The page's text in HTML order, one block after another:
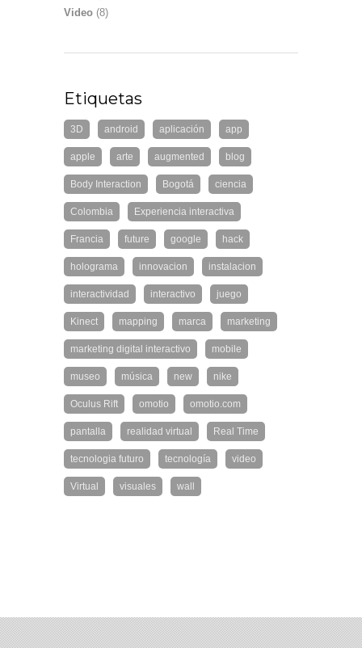
Video (8)
Etiquetas
3D android aplicación app
apple arte augmented blog
Body Interaction Bogotá ciencia
Colombia Experiencia interactiva
Francia future google hack
holograma innovacion instalacion
interactividad interactivo juego
Kinect mapping marca marketing
marketing digital interactivo mobile
museo música new nike
Oculus Rift omotio omotio.com
pantalla realidad virtual Real Time
tecnologia futuro tecnología video
Virtual visuales wall